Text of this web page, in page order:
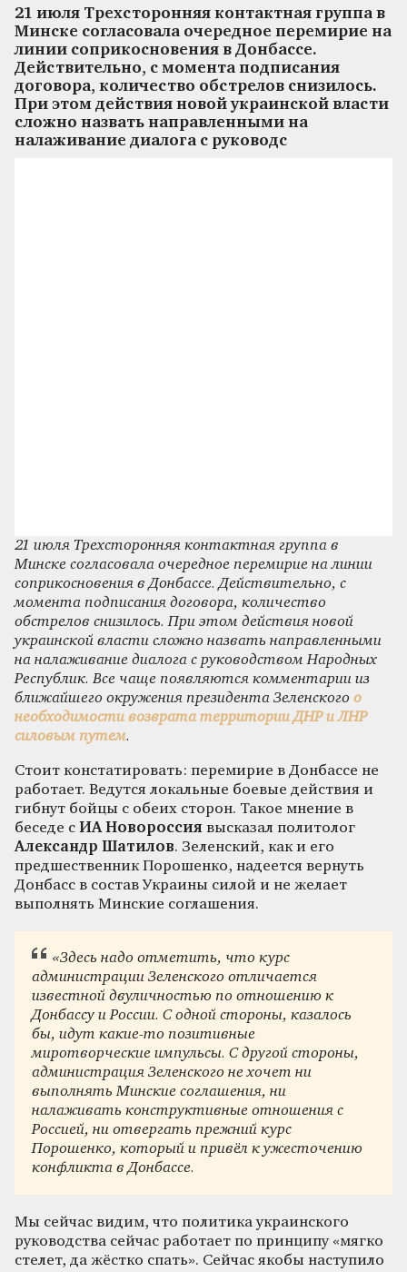
21 июля Трехсторонняя контактная группа в
Минске согласовала очередное перемирие на
линии соприкосновения в Донбассе.
Действительно, с момента подписания
договора, количество обстрелов снизилось.
При этом действия новой украинской власти
сложно назвать направленными на
налаживание диалога с руководс
21 июля Трехсторонняя контактная группа в
Минске согласовала очередное перемирие на линии
соприкосновения в Донбассе. Действительно, с
момента подписания договора, количество
обстрелов снизилось. При этом действия новой
украинской власти сложно назвать направленными
на налаживание диалога с руководством Народных
Республик. Все чаще появляются комментарии из
ближайшего окружения президента Зеленского о
необходимости возврата территории ДНР и ЛНР
силовым путем.
Стоит констатировать: перемирие в Донбассе не
работает. Ведутся локальные боевые действия и
гибнут бойцы с обеих сторон. Такое мнение в
беседе с ИА Новороссия высказал политолог
Александр Шатилов. Зеленский, как и его
предшественник Порошенко, надеется вернуть
Донбасс в состав Украины силой и не желает
выполнять Минские соглашения.
«Здесь надо отметить, что курс
администрации Зеленского отличается
известной двуличностью по отношению к
Донбассу и России. С одной стороны, казалось
бы, идут какие-то позитивные
миротворческие импульсы. С другой стороны,
администрация Зеленского не хочет ни
выполнять Минские соглашения, ни
налаживать конструктивные отношения с
Россией, ни отвергать прежний курс
Порошенко, который и привёл к ужесточению
конфликта в Донбассе.
Мы сейчас видим, что политика украинского
руководства сейчас работает по принципу «мягко
стелет, да жёстко спать». Сейчас якобы наступило